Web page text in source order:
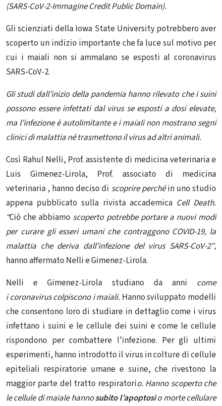
(SARS-CoV-2-Immagine Credit Public Domain).
Gli scienziati della Iowa State University potrebbero aver
scoperto un indizio importante che fa luce sul motivo per
cui i maiali non si ammalano se esposti al coronavirus
SARS-CoV-2.
Gli studi dall’inizio della pandemia hanno rilevato che i suini
possono essere infettati dal virus se esposti a dosi elevate,
ma l’infezione è autolimitante e i maiali non mostrano segni
clinici di malattia né trasmettono il virus ad altri animali.
Così Rahul Nelli, Prof. assistente di medicina veterinaria e
Luis Gimenez-Lirola, Prof. associato di medicina
veterinaria , hanno deciso di scoprire perchéin uno studio
appena pubblicato sulla rivista accademica Cell Death.
“Ciò che abbiamo scoperto potrebbe portare a nuovi modi
per curare gli esseri umani che contraggono COVID-19, la
malattia che deriva dall’infezione del virus SARS-CoV-2″,
hanno affermato Nelli e Gimenez-Lirola.
Nelli e Gimenez-Lirola studiano da anni come
icoronaviruscolpiscono i maiali. Hanno sviluppato modelli
che consentono loro di studiare in dettaglio come i virus
infettano i suini e le cellule dei suini e come le cellule
rispondono per combattere l’infezione. Per gli ultimi
esperimenti, hanno introdotto il virus in colture di cellule
epiteliali respiratorie umane e suine, che rivestono la
maggior parte del tratto respiratorio. Hanno scoperto che
le cellule di maiale hannosubito l’apoptosio morte cellulare